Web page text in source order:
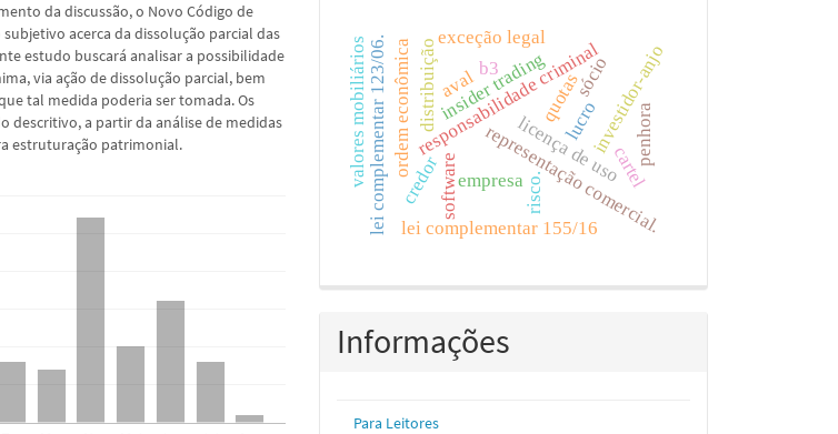
da discussão, o Novo Código de
acerca da dissolução parcial das
estudo buscará analisar a possibilidade
via ação de dissolução parcial, bem
tal medida poderia ser tomada. Os
descritivo, a partir da análise de medidas
estruturação patrimonial.
empresa
responsabilidade criminal
ordem econômica lucro
representação comercial.
licença de uso
software
distribuição
lei complementar 123/06. investidor-anjo
lei complementar 155/16
insider trading
risco.
valores mobiliários aval
exceção legal
cartel
credor
quotas
penhora
b3 sócio
Informações
Para Leitores